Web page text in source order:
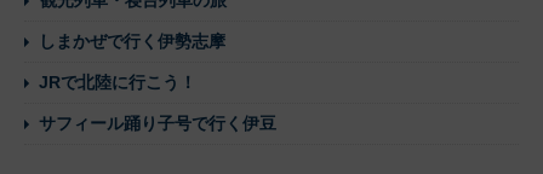
しまかぜで行く伊勢志摩
JRで北陸に行こう！
サフィール踊り子号で行く伊豆